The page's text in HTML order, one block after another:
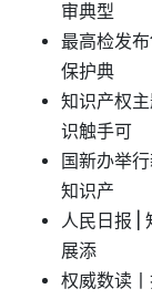
审典型
最高检发
保护典
知识产权
识触手可
国新办举
知识产
人民日报 |
展添
权威数读